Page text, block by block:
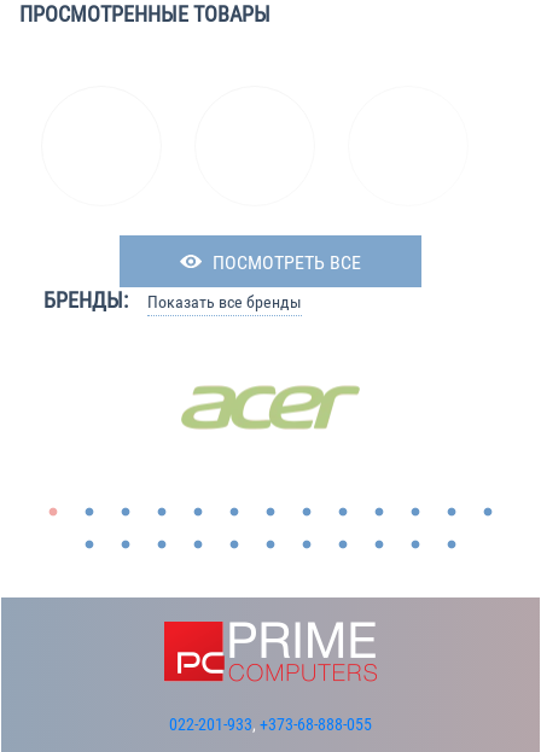
ПРОСМОТРЕННЫЕ ТОВАРЫ
ПОСМОТРЕТЬ ВСЕ
БРЕНДЫ: Показать все бренды
022-201-933, +373-68-888-055